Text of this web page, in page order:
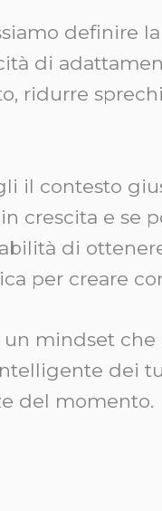
definire la
di
ridurre
il contesto
crescita e se
di
per creare
mindset
dei
del momento.